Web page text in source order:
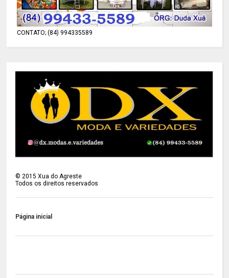
CONTATO; (84) 994335589
©2015 Xua do Agreste
Todos os direitos reservados
Página inicial